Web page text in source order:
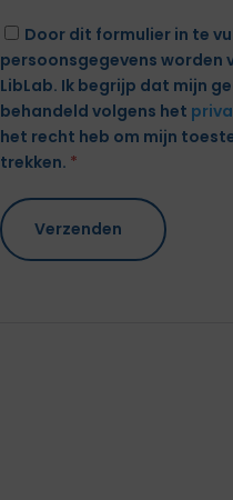
Door dit formulier in te
persoonsgegevens worden
LibLab. Ik begrijp dat mijn
behandeld volgens het
het recht heb om mijn
trekken. *